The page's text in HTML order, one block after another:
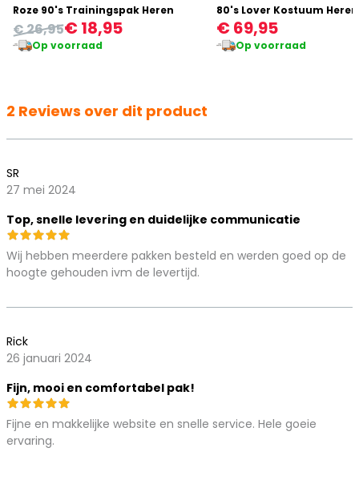
Roze 90's Trainingspak Heren
€ 18,95
€ 26,95
Op voorraad
80's Lover Kostuum
€ 69,95
Op voorraad
2 Reviews over dit product
SR
27 mei 2024
Top, snelle levering en duidelijke communicatie
Wij hebben meerdere pakken besteld en werden goed op de
hoogte gehouden ivm de levertijd.
Rick
26 januari 2024
Fijn, mooi en comfortabel pak!
Fijne en makkelijke website en snelle service. Hele goeie
ervaring.